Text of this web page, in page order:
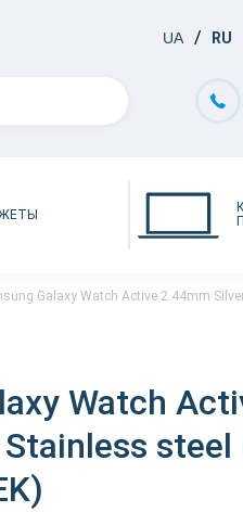
UA RU
Galaxy Watch Active 2 44mm
Watch
steel